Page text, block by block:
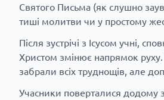
Святого Письма (як слушно
тиші молитви чи у простому
Після зустрічі з Ісусом учні,
Христом змінює напрямок руху.
забрали всіх труднощів, але
Учасники поверталися додому